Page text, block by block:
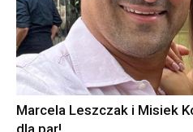
Marcela Leszczak i Misiek
dla par!